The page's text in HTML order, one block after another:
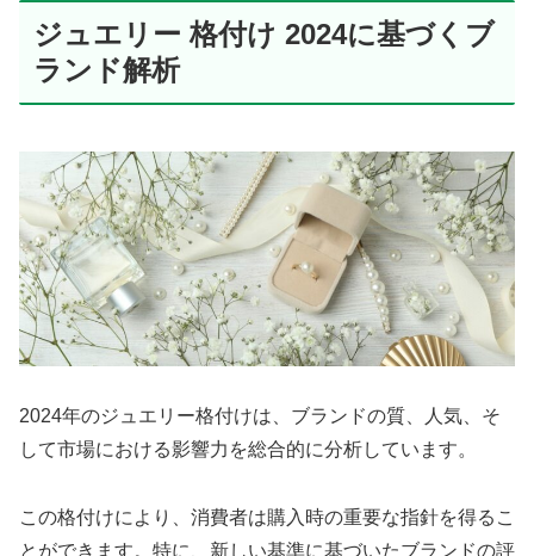
ジュエリー 格付け 2024に基づくブ
ランド解析
2024年のジュエリー格付けは、ブランドの質、人気、そ
して市場における影響力を総合的に分析しています。
この格付けにより、消費者は購入時の重要な指針を得るこ
とができます。特に、新しい基準に基づいたブランドの評